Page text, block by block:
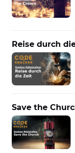
Reise durch
Save the